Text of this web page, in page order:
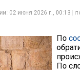
02 июня 2026 г., 00:13 |
По
По